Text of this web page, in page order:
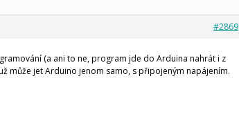
#2869
(a ani to ne, program jde do Arduina nahrát i z
může jet Arduino jenom samo, s připojeným napájením.